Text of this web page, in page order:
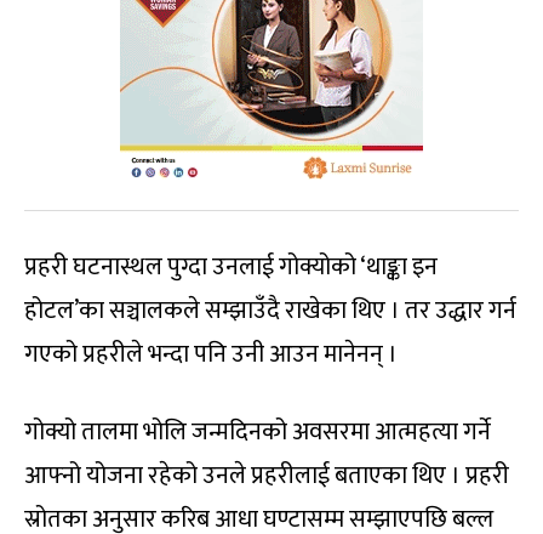
प्रहरी घटनास्थल पुग्दा उनलाई गोक्योको ‘थाङ्का इन
होटल’का सञ्चालकले सम्झाउँदै राखेका थिए । तर उद्धार गर्न
गएको प्रहरीले भन्दा पनि उनी आउन मानेनन् ।
गोक्यो तालमा भोलि जन्मदिनको अवसरमा आत्महत्या गर्ने
आफ्नो योजना रहेको उनले प्रहरीलाई बताएका थिए । प्रहरी
स्रोतका अनुसार करिब आधा घण्टासम्म सम्झाएपछि बल्ल